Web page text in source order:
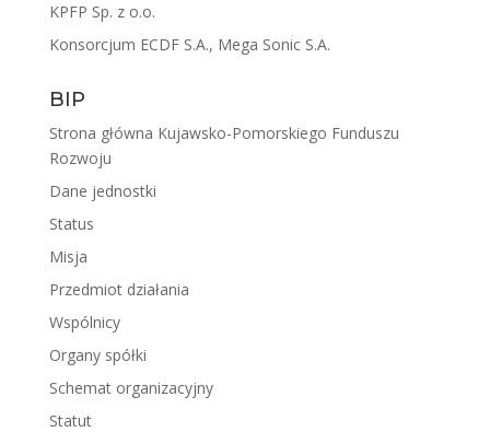
KPFP Sp. z o.o.
Konsorcjum ECDF S.A., Mega Sonic S.A.
BIP
Strona główna Kujawsko-Pomorskiego Funduszu
Rozwoju
Dane jednostki
Status
Misja
Przedmiot działania
Wspólnicy
Organy spółki
Schemat organizacyjny
Statut